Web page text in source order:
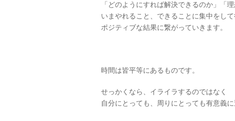
「どのようにすれば解決できるのか」「
いまやれること、できることに集中をし
ポジティブな結果に繋がっていきます。
時間は皆平等にあるものです。
せっかくなら、イライラするのではなく
自分にとっても、周りにとっても有意義